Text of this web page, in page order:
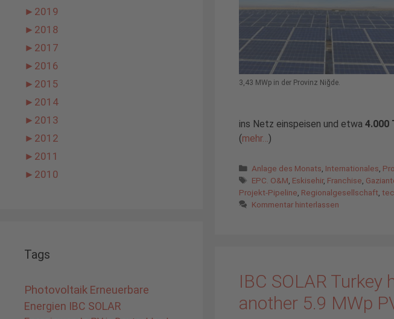
3,43 MWp in der Provinz Niğde.
ins Netz einspeisen und etwa 4.000
(mehr… )
Kategorien
Anlage des Monats Internationales
Schlagwörter
EPC. O&M Eskisehir, Franchise
Projekt-Pipeline Regionalgesellschaft
Kommentar hinterlassen
IBC SOLAR
another 5.9 MWp
► 2019
► 2018
► 2017
► 2016
► 2015
► 2014
► 2013
► 2012
► 2011
► 2010
Tags
Photovoltaik Erneuerbare
Energien IBC SOLAR